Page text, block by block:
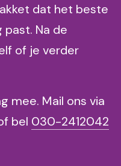
dat het beste
past. Na de
of je verder
mee. Mail ons via
bel 030-2412042